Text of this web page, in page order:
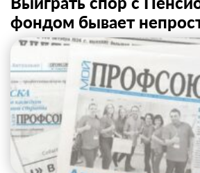
фондом бывает